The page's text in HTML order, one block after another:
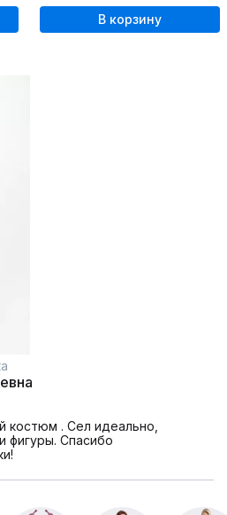
В корзину
костюм . Сел идеально,
фигуры. Спасибо